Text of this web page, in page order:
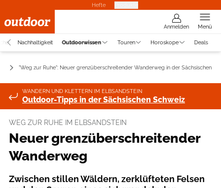
Hefte
Anmelden Menü
Nachhaltigkeit Outdoorwissen Touren Horoskope Deals
"Weg zur Ruhe": Neuer grenzüberschreitender Wanderweg in der Sächsischen
WANDERN UND KLETTERN IM ELBSANDSTEIN
Outdoor-Tipps in der Sächsischen Schweiz
WEG ZUR RUHE IM ELBSANDSTEIN
Neuer grenzüberschreitender
Wanderweg
Zwischen stillen Wäldern, zerklüfteten Felsen